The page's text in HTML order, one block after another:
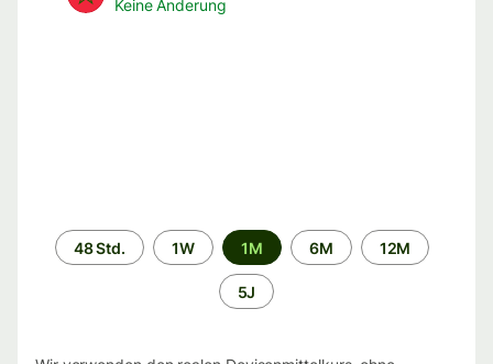
Keine Änderung
Zeitraum
48 Std. 1W 1M 6M 12M
5J